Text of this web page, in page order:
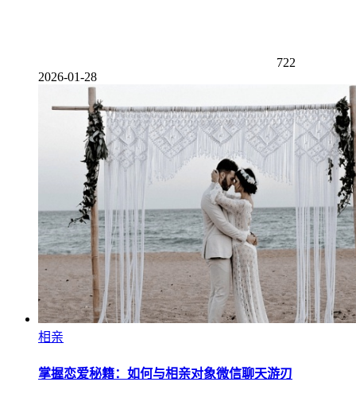
722
2026-01-28
相亲
掌握恋爱秘籍：如何与相亲对象微信聊天游刃